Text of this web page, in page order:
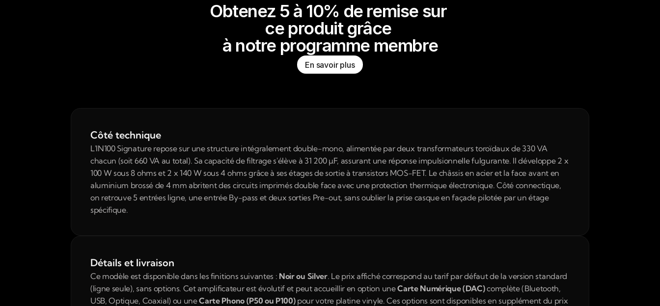
Obtenez 5 à 10% de remise sur
ce produit grâce
à notre programme membre
En savoir plus
Côté technique
L'IN100 Signature repose sur une structure intégralement double-mono, alimentée par deux transformateurs toroïdaux de 330 VA
chacun (soit 660 VA au total). Sa capacité de filtrage s'élève à 31 200 µF, assurant une réponse impulsionnelle fulgurante. Il développe 2 x
100 W sous 8 ohms et 2 x 140 W sous 4 ohms grâce à ses étages de sortie à transistors MOS-FET. Le châssis en acier et la face avant en
aluminium brossé de 4 mm abritent des circuits imprimés double face avec une protection thermique électronique. Côté connectique,
on retrouve 5 entrées ligne, une entrée By-pass et deux sorties Pre-out, sans oublier la prise casque en façade pilotée par un étage
spécifique.
Détails et livraison
Ce modèle est disponible dans les finitions suivantes : Noir ou Silver. Le prix affiché correspond au tarif par défaut de la version standard
(ligne seule), sans options. Cet amplificateur est évolutif et peut accueillir en option une Carte Numérique (DAC) complète (Bluetooth,
USB, Optique, Coaxial) ou une Carte Phono (P50 ou P100) pour votre platine vinyle. Ces options sont disponibles en supplément du prix